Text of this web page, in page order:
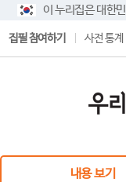
이 누리집은 대한
집필 참여하기 사전 통계
내용 보기